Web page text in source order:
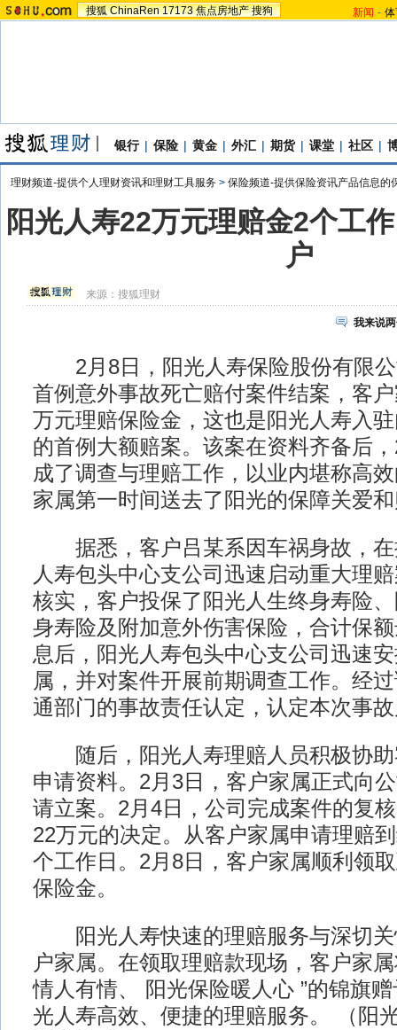
搜狐 ChinaRen 17173 焦点房地产 搜狗 新闻 -
银行 | 保险 | 黄金 | 外汇 | 期货 | 课堂 | 社区 |
理财频道-提供个人理财资讯和理财工具服务 > 保险频道-提供保险资讯产品信息的
阳光人寿22万元理赔金2个工
户
来源： 搜狐理财
我来说
2月8日，阳光人寿保险股份有限公
首例意外事故死亡赔付案件结案，客
万元理赔保险金，这也是阳光人寿入
的首例大额赔案。该案在资料齐备后
成了调查与理赔工作，以业内堪称高
家属第一时间送去了阳光的保障关爱
据悉，客户吕某系因车祸身故，在
人寿包头中心支公司迅速启动重大理
核实，客户投保了阳光人生终身寿险
身寿险及附加意外伤害保险，合计保
息后，阳光人寿包头中心支公司迅速
属，并对案件开展前期调查工作。经
通部门的事故责任认定，认定本次事
随后，阳光人寿理赔人员积极协助
申请资料。2月3日，客户家属正式向
请立案。2月4日，公司完成案件的复
22万元的决定。从客户家属申请理赔
个工作日。2月8日，客户家属顺利领
保险金。
阳光人寿快速的理赔服务与深切关
户家属。在领取理赔款现场，客户家
情人有情、 阳光保险暖人心 ”的锦旗
光人寿高效、便捷的理赔服务。 （阳